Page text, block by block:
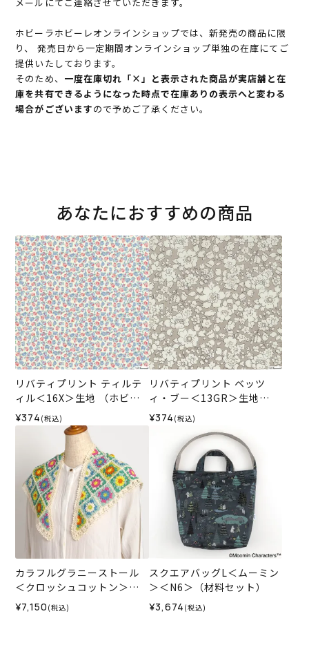
ホビーラホビーレオンラインショップでは、新発売の商品に限
り、 発売日から一定期間オンラインショップ単独の在庫にてご
提供いたしております。
そのため、 一度在庫切れ「×」と表示された商品が実店舗と在
庫を共有できるようになった時点で在庫ありの表示へと変わる
場合がございますので予めご了承ください。
あなたにおすすめの商品
リバティプリント ティルテ
ィル＜16X＞生地 （ホビー
ラホビーレオリジナル）202
6SS
¥374 (税込)
リバティプリント ベッツ
ィ・ブー＜13GR＞生地
（ホビーラホビーレオリジ
ナル）2026SS
¥374 (税込)
カラフルグラニーストール
＜クロッシュコットン＞
（編み物 材料セット）
¥7,150 (税込)
スクエアバッグL＜ムーミン
＞＜N6＞（材料セット）
¥3,674 (税込)